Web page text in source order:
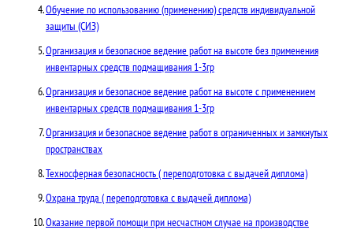
Обучение по использованию (применению) средств индивидуальной
защиты (СИЗ)
Организация и безопасное ведение работ на высоте без применения
инвентарных средств подмащивания 1-3гр
Организация и безопасное ведение работ на высоте с применением
инвентарных средств подмащивания 1-3гр
Организация и безопасное ведение работ в ограниченных и замкнутых
пространствах
Техносферная безопасность ( переподготовка с выдачей диплома)
Охрана труда ( переподготовка с выдачей диплома)
Оказание первой помощи при несчастном случае на производстве